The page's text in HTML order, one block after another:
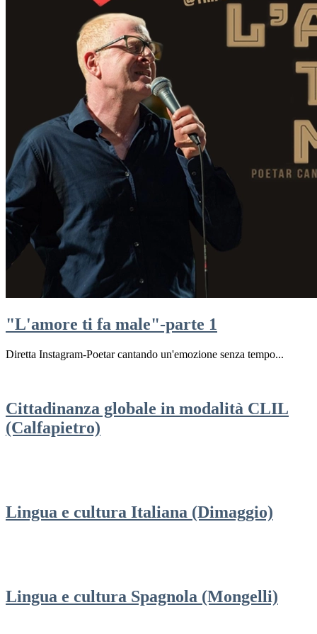
"L'amore ti fa male"-parte 1
Diretta Instagram-Poetar cantando un'emozione senza tempo...
Cittadinanza globale in modalità CLIL
(Calfapietro)
Lingua e cultura Italiana (Dimaggio)
Lingua e cultura Spagnola (Mongelli)